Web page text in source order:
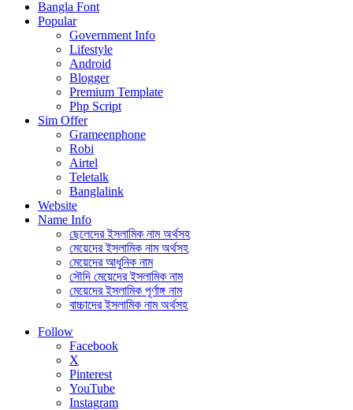
Bangla Font
Popular
Government Info
Lifestyle
Android
Blogger
Premium Template
Php Script
Sim Offer
Grameenphone
Robi
Airtel
Teletalk
Banglalink
Website
Name Info
ছেলেদের ইসলামিক নাম অর্থসহ
মেয়েদের ইসলামিক নাম অর্থসহ
মেয়েদের আধুনিক নাম
সৌদি মেয়েদের ইসলামিক নাম
মেয়েদের ইসলামিক পূর্ণাঙ্গ নাম
বাচ্চাদের ইসলামিক নাম অর্থসহ
Follow
Facebook
X
Pinterest
YouTube
Instagram